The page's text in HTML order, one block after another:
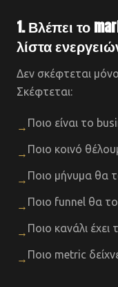
1. Βλέπει το
λίστα
Δεν σκέφτεται
Σκέφτεται:
→ Ποιο είναι το
→ Ποιο κοινό
→ Ποιο μήνυμα θα
→ Ποιο funnel θα
→ Ποιο κανάλι
→ Ποιο metric